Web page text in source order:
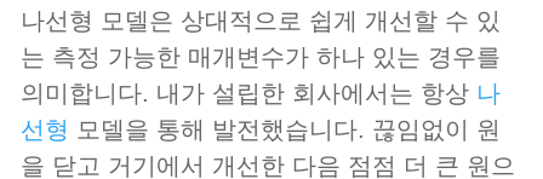
나선형 모델은 상대적으로 쉽게 개선할 수 있
는 측정 가능한 매개변수가 하나 있는 경우를
의미합니다. 내가 설립한 회사에서는 항상 나
선형 모델을 통해 발전했습니다. 끊임없이 원
을 닫고 거기에서 개선한 다음 점점 더 큰 원으